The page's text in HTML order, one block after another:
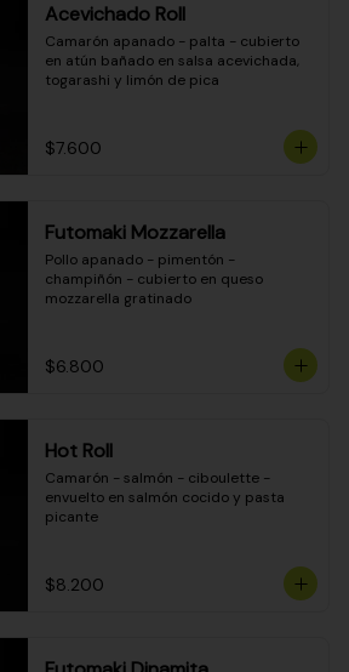
Acevichado Roll
Camarón apanado - palta - cubierto
en atún bañado en salsa acevichada,
togarashi y limón de pica
$7.600
Futomaki Mozzarella
Pollo apanado - pimentón -
champiñón - cubierto en queso
mozzarella gratinado
$6.800
Hot Roll
Camarón - salmón - ciboulette -
envuelto en salmón cocido y pasta
picante
$8.200